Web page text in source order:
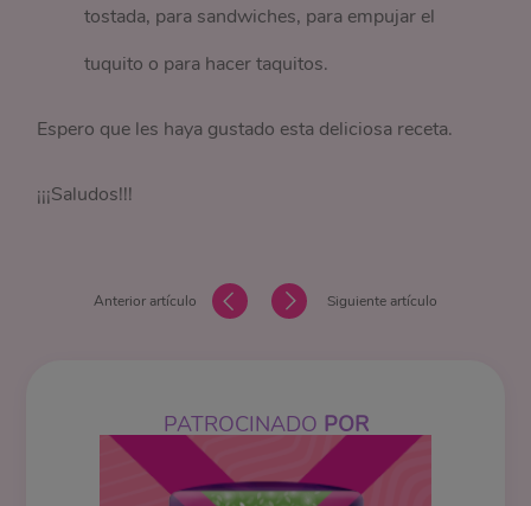
tostada, para sandwiches, para empujar el
tuquito o para hacer taquitos.
Espero que les haya gustado esta deliciosa receta.
¡¡¡Saludos!!!
Anterior artículo Siguiente artículo
PATROCINADO POR